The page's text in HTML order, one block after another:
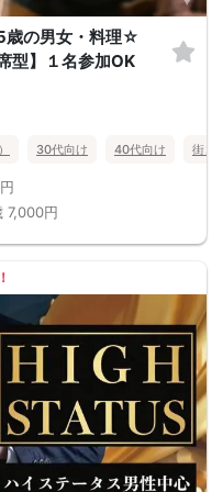
歳の男女・料理☆
型】１名参加OK
30代向け 40代向け 街コ
7,000円